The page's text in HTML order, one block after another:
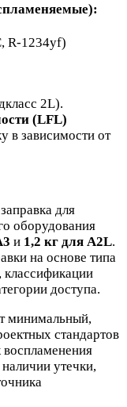
R-1234yf)
2L).
(LFL)
в зависимости от
для
оборудования
и 1,2 кг для A2L.
на основе типа
классификации
доступа.
минимальный,
стандартов
воспламенения
утечки,